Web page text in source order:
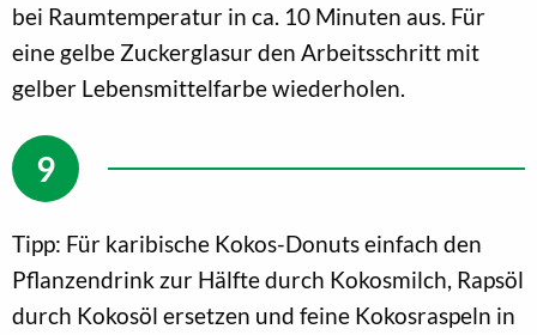
bei Raumtemperatur in ca. 10 Minuten aus. Für
eine gelbe Zuckerglasur den Arbeitsschritt mit
gelber Lebensmittelfarbe wiederholen.
Tipp: Für karibische Kokos-Donuts einfach den
Pflanzendrink zur Hälfte durch Kokosmilch, Rapsöl
durch Kokosöl ersetzen und feine Kokosraspeln in